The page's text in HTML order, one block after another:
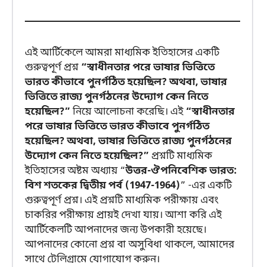
এই আর্টিকেলে আমরা মাধ্যমিক ইতিহাসের একটি
গুরুত্বপূর্ণ প্রশ্ন “স্বাধীনতার পরে ভাষার ভিত্তিতে
ভারত কীভাবে পুনর্গঠিত হয়েছিল? অথবা, ভাষার
ভিত্তিতে রাজ্য পুনর্গঠনের উদ্যোগ কেন নিতে
হয়েছিল?”নিয়ে আলোচনা করেছি। এই“স্বাধীনতার
পরে ভাষার ভিত্তিতে ভারত কীভাবে পুনর্গঠিত
হয়েছিল? অথবা, ভাষার ভিত্তিতে রাজ্য পুনর্গঠনের
উদ্যোগ কেন নিতে হয়েছিল?” প্রশ্নটি মাধ্যমিক
ইতিহাসের অষ্টম অধ্যায় “উত্তর-ঔপনিবেশিক ভারত:
বিশ শতকের দ্বিতীয় পর্ব (1947-1964)” -এর একটি
গুরুত্বপূর্ণ প্রশ্ন। এই প্রশ্নটি মাধ্যমিক পরীক্ষায় এবং
চাকরির পরীক্ষায় প্রায়ই দেখা যায়। আশা করি এই
আর্টিকেলটি আপনাদের জন্য উপকারী হয়েছে।
আপনাদের কোনো প্রশ্ন বা অসুবিধা থাকলে, আমাদের
সাথে টেলিগ্রামে যোগাযোগ করুন।